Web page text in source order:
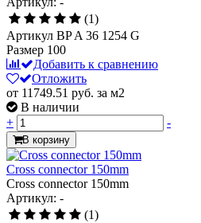
(1)
Артикул BP A 36 1254 G
Размер 100
Добавить к сравнению
Отложить
от 11749.51 руб. за м2
В наличии
+
-
В корзину
Cross connector 150mm
Cross connector 150mm
Артикул: -
(1)